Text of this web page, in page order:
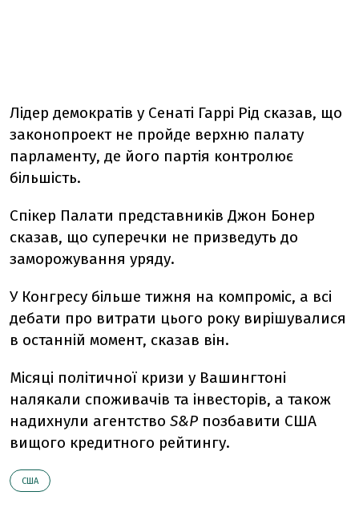
Лідер демократів у Сенаті Гаррі Рід сказав, що
законопроект не пройде верхню палату
парламенту, де його партія контролює
більшість.
Спікер Палати представників Джон Бонер
сказав, що суперечки не призведуть до
заморожування уряду.
У Конгресу більше тижня на компроміс, а всі
дебати про витрати цього року вирішувалися
в останній момент, сказав він.
Місяці політичної кризи у Вашингтоні
налякали споживачів та інвесторів, а також
надихнули агентство S&P позбавити США
вищого кредитного рейтингу.
США